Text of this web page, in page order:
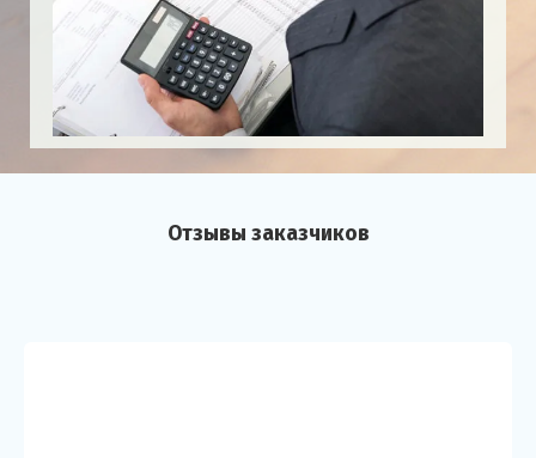
Отзывы заказчиков